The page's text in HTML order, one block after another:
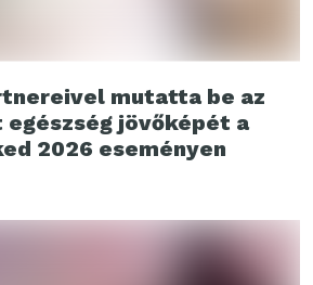
mutatta be az
jövőképét a
2026 eseményen